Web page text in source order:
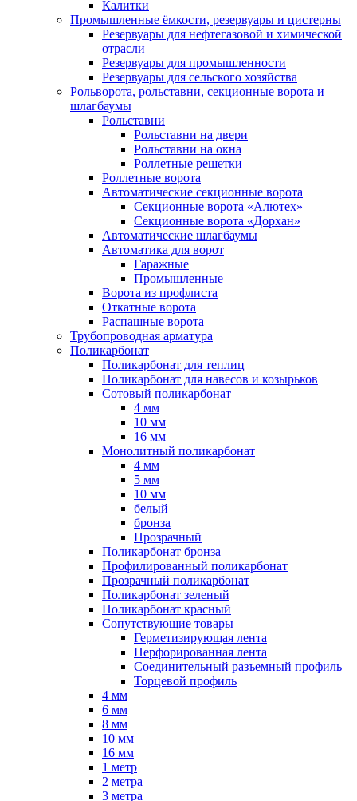
Калитки
Промышленные ёмкости, резервуары и цистерны
Резервуары для нефтегазовой и химической
отрасли
Резервуары для промышленности
Резервуары для сельского хозяйства
Рольворота, рольставни, секционные ворота и
шлагбаумы
Рольставни
Рольставни на двери
Рольставни на окна
Роллетные решетки
Роллетные ворота
Автоматические секционные ворота
Секционные ворота «Алютех»
Секционные ворота «Дорхан»
Автоматические шлагбаумы
Автоматика для ворот
Гаражные
Промышленные
Ворота из профлиста
Откатные ворота
Распашные ворота
Трубопроводная арматура
Поликарбонат
Поликарбонат для теплиц
Поликарбонат для навесов и козырьков
Сотовый поликарбонат
4 мм
10 мм
16 мм
Монолитный поликарбонат
4 мм
5 мм
10 мм
белый
бронза
Прозрачный
Поликарбонат бронза
Профилированный поликарбонат
Прозрачный поликарбонат
Поликарбонат зеленый
Поликарбонат красный
Сопутствующие товары
Герметизирующая лента
Перфорированная лента
Соединительный разъемный профиль
Торцевой профиль
4 мм
6 мм
8 мм
10 мм
16 мм
1 метр
2 метра
3 метра